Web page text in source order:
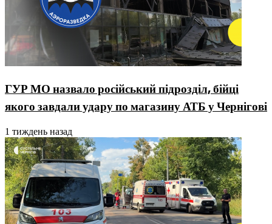
ГУР МО назвало російський підрозділ, бійці
якого завдали удару по магазину АТБ у Чернігові
1 тиждень назад